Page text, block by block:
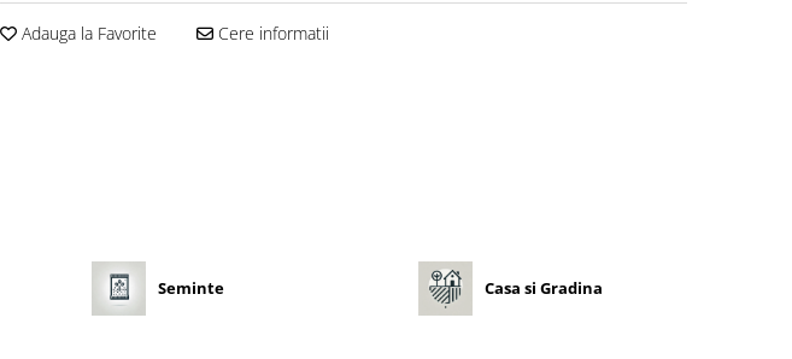
Adauga la Favorite Cere informatii
Seminte Casa si Gradina